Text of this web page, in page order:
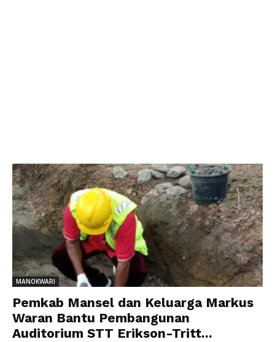
MANOKWARI
Pemkab Mansel dan Keluarga Markus
Waran Bantu Pembangunan
Auditorium STT Erikson-Tritt...